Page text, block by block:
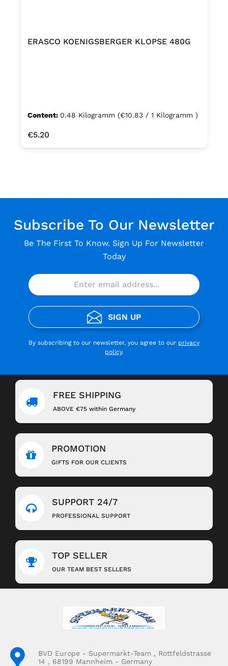
ERASCO KOENIGSBERGER KLOPSE 480G
Content: 0.48 Kilogramm (€10.83 / 1 Kilogramm )
Regular price:
€5.20
Subscribe To Our Newsletter
Be The First To Know. Sign Up For Newsletter
Today
SIGN UP
By subscribing to our newsletter, you agree to our privacy
policy.
FREE SHIPPING
ABOVE €75 within Germany
PROMOTION
GIFTS FOR OUR CLIENTS
SUPPORT 24/7
PROFESSIONAL SUPPORT
TOP SELLER
OUR TEAM BEST SELLERS
BVD Europe - Supermarkt-Team , Rottfeldstrasse
14 , 68199 Mannheim - Germany